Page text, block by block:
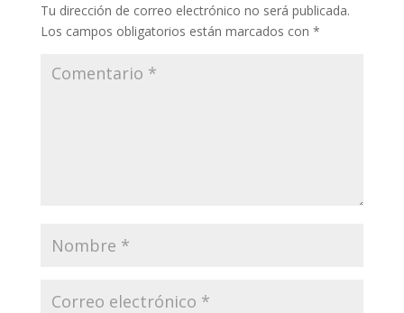
Tu dirección de correo electrónico no será publicada.
Los campos obligatorios están marcados con *